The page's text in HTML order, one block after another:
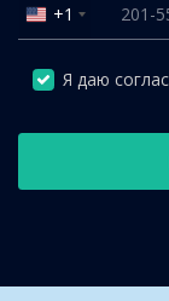
United
States
+1
+1
Я даю